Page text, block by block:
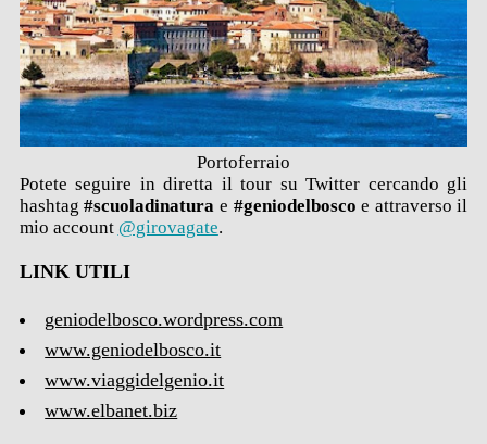
Portoferraio
Potete seguire in diretta il tour su Twitter cercando gli
hashtag#scuoladinatura e #geniodelbosco e attraverso il
mio account @girovagate.
LINK UTILI
geniodelbosco.wordpress.com
www.geniodelbosco.it
www.viaggidelgenio.it
www.elbanet.biz